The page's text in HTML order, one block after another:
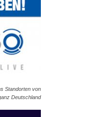
Standorten von
Deutschland